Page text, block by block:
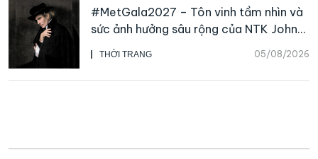
THỜI TRANG 05/08/2026
#MetGala2027 – Tôn vinh tầm nhìn và
sức ảnh hưởng sâu rộng của NTK John
Galliano